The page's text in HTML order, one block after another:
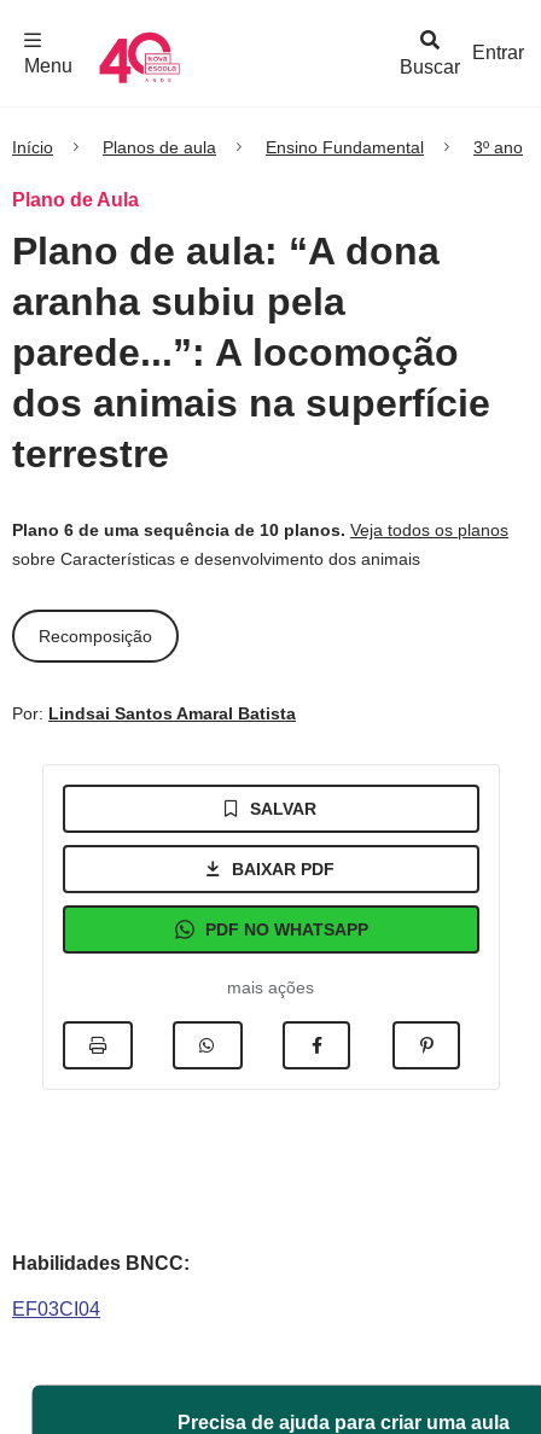
Buscar
Menu
Entrar
Início Planos de aula Ensino Fundamental 3º ano
Plano de Aula
Plano de aula: “A dona
aranha subiu pela
parede...”: A locomoção
dos animais na superfície
terrestre
Plano 6 de uma sequência de 10 planos. Veja todos os planos
sobre Características e desenvolvimento dos animais
Recomposição
Por: Lindsai Santos Amaral Batista
SALVAR
BAIXAR PDF
PDF NO WHATSAPP
mais ações
Habilidades BNCC:
EF03CI04
Precisa de ajuda para criar uma aula